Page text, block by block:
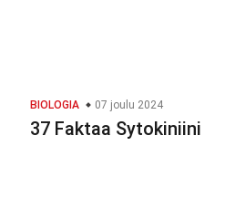
BIOLOGIA 07 joulu 2024
37 Faktaa Sytokiniini